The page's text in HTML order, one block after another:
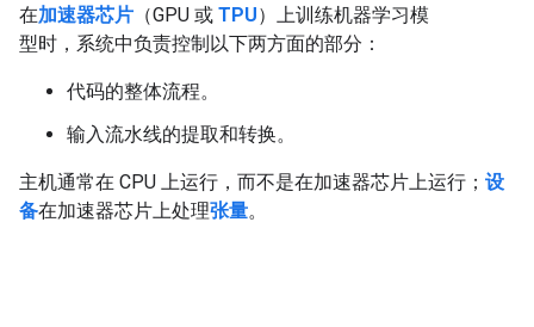
在加速器芯片 （GPU 或 TPU）上训练机器学习模
型时，系统中负责控制以下两方面的部分：
代码的整体流程。
输入流水线的提取和转换。
主机通常在 CPU 上运行，而不是在加速器芯片上运行； 设
备在加速器芯片上处理张量。